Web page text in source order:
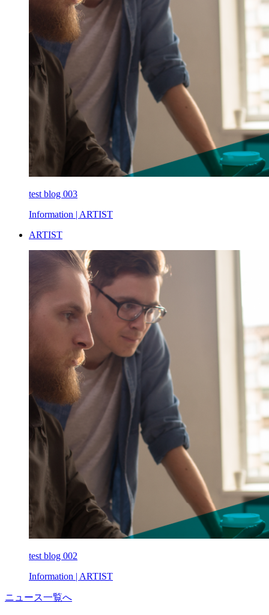
test blog 003
Information | ARTIST
ARTIST
test blog 002
Information | ARTIST
ニュース一覧へ